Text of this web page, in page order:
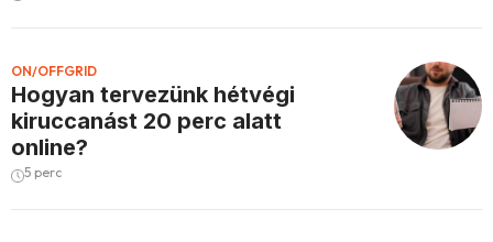
ON/OFFGRID
Hogyan tervezünk hétvégi
kiruccanást 20 perc alatt
online?
5 perc